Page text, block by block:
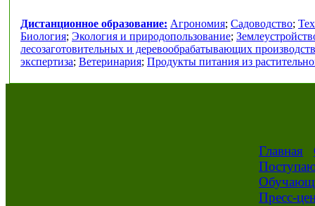
Дистанционное образование: Агрономия; Садоводство;
Биология; Экология и природопользование;
лесозаготовительных и деревообрабатывающих производств
экспертиза; Ветеринария; Продукты питания из
Главная
Пресс-